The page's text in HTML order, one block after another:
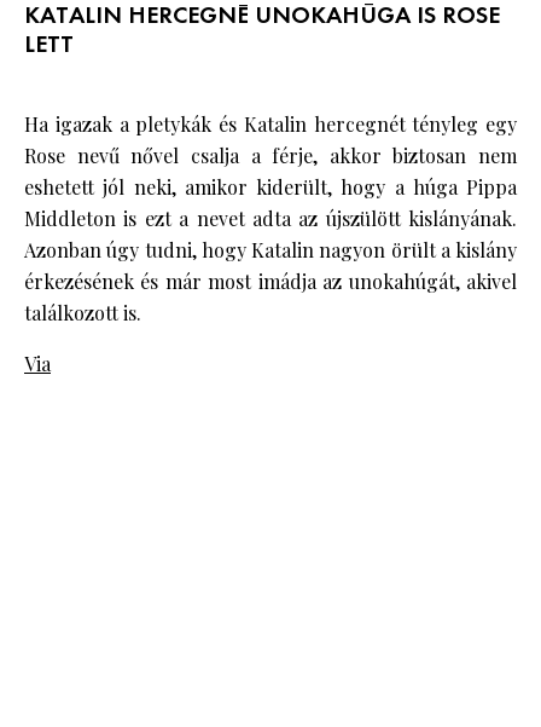
KATALIN HERCEGNÉ UNOKAHÚGA IS ROSE
LETT
Ha igazak a pletykák és Katalin hercegnét tényleg egy
Rose nevű nővel csalja a férje, akkor biztosan nem
eshetett jól neki, amikor kiderült, hogy a húga Pippa
Middleton is ezt a nevet adta az újszülött kislányának.
Azonban úgy tudni, hogy Katalin nagyon örült a kislány
érkezésének és már most imádja az unokahúgát, akivel
találkozott is.
Via